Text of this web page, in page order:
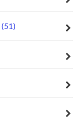
(51)